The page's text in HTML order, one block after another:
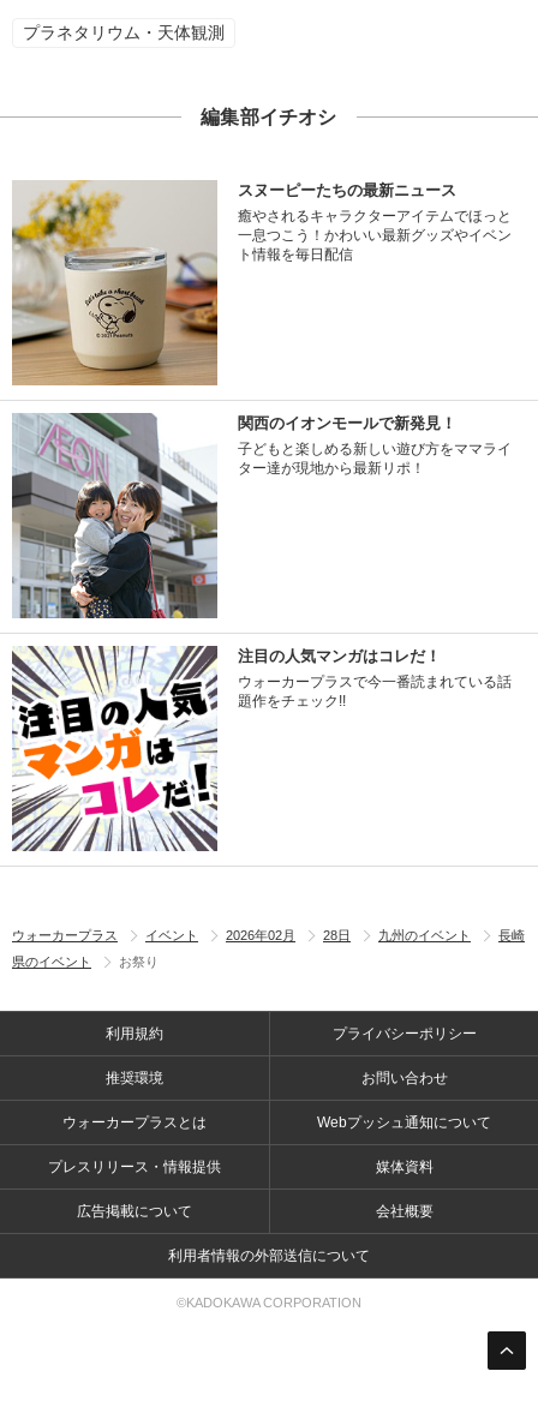
プラネタリウム・天体観測
編集部イチオシ
スヌーピーたちの最新ニュース
癒やされるキャラクターアイテムでほっと
一息つこう！かわいい最新グッズやイベン
ト情報を毎日配信
関西のイオンモールで新発見！
子どもと楽しめる新しい遊び方をママライ
ター達が現地から最新リポ！
注目の人気マンガはコレだ！
ウォーカープラスで今一番読まれている話
題作をチェック!!
ウォーカープラス イベント 2026年02月 28日 九州のイベント
長崎
県のイベント
お祭り
利用規約 プライバシーポリシー
推奨環境 お問い合わせ
ウォーカープラスとは Webプッシュ通知について
プレスリリース・情報提供 媒体資料
広告掲載について 会社概要
利用者情報の外部送信について
©KADOKAWA CORPORATION